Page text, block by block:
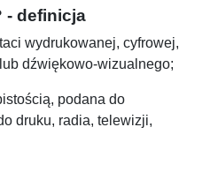
- definicja
wydrukowanej, cyfrowej,
dźwiękowo-wizualnego;
podana do
druku, radia, telewizji,